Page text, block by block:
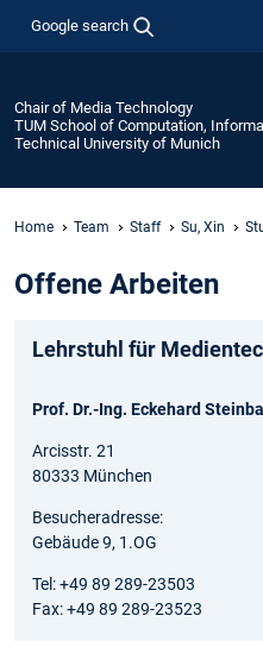
Google search
Chair of Media Technology
TUM School of Computation,
Technical University of Munich
Home Team Staff Su, Xin
Offene Arbeiten
Lehrstuhl für
Prof. Dr.-Ing. Eckehard
Arcisstr. 21
80333 München
Besucheradresse:
Gebäude 9, 1.OG
Tel: +49 89 289-23503
Fax: +49 89 289-23523